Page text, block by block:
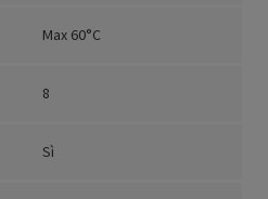
Max 60°C
8
Sì